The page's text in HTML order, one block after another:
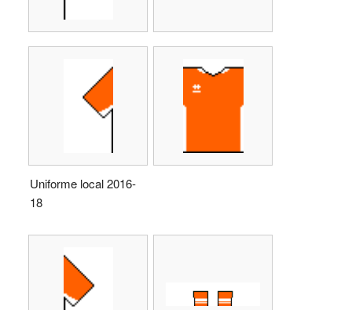
Uniforme local 2016-
18